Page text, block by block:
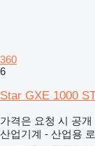
360
6
Star GXE 1000
가격은 요청 시 공개
산업기계 - 산업용